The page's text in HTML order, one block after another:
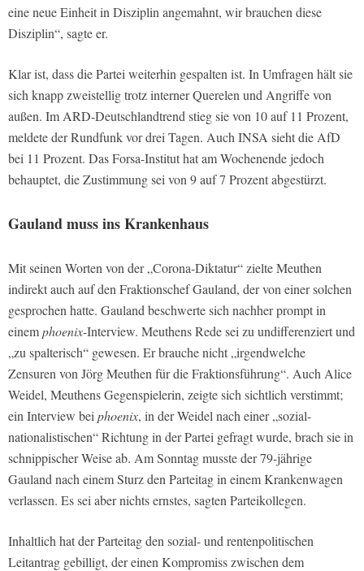
eine neue Einheit in Disziplin angemahnt, wir brauchen diese
Disziplin“, sagte er.
Klar ist, dass die Partei weiterhin gespalten ist. In Umfragen hält sie
sich knapp zweistellig trotz interner Querelen und Angriffe von
außen. Im ARD-Deutschlandtrend stieg sie von 10 auf 11 Prozent,
meldete der Rundfunk vor drei Tagen. Auch INSA sieht die AfD
bei 11 Prozent. Das Forsa-Institut hat am Wochenende jedoch
behauptet, die Zustimmung sei von 9 auf 7 Prozent abgestürzt.
Gauland muss ins Krankenhaus
Mit seinen Worten von der „Corona-Diktatur“ zielte Meuthen
indirekt auch auf den Fraktionschef Gauland, der von einer solchen
gesprochen hatte. Gauland beschwerte sich nachher prompt in
einemphoenix-Interview. Meuthens Rede sei zu undifferenziert und
„zu spalterisch“ gewesen. Er brauche nicht „irgendwelche
Zensuren von Jörg Meuthen für die Fraktionsführung“. Auch Alice
Weidel, Meuthens Gegenspielerin, zeigte sich sichtlich verstimmt;
ein Interview bei phoenix, in der Weidel nach einer „sozial-
nationalistischen“ Richtung in der Partei gefragt wurde, brach sie in
schnippischer Weise ab. Am Sonntag musste der 79-jährige
Gauland nach einem Sturz den Parteitag in einem Krankenwagen
verlassen. Es sei aber nichts ernstes, sagten Parteikollegen.
Inhaltlich hat der Parteitag den sozial- und rentenpolitischen
Leitantrag gebilligt, der einen Kompromiss zwischen dem